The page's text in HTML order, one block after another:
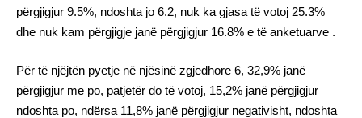
përgjigjur 9.5%, ndoshta jo 6.2, nuk ka gjasa të votoj 25.3%
dhe nuk kam përgjigje janë përgjigjur 16.8% e të anketuarve .
Për të njëjtën pyetje në njësinë zgjedhore 6, 32,9% janë
përgjigjur me po, patjetër do të votoj, 15,2% janë përgjigjur
ndoshta po, ndërsa 11,8% janë përgjigjur negativisht, ndoshta